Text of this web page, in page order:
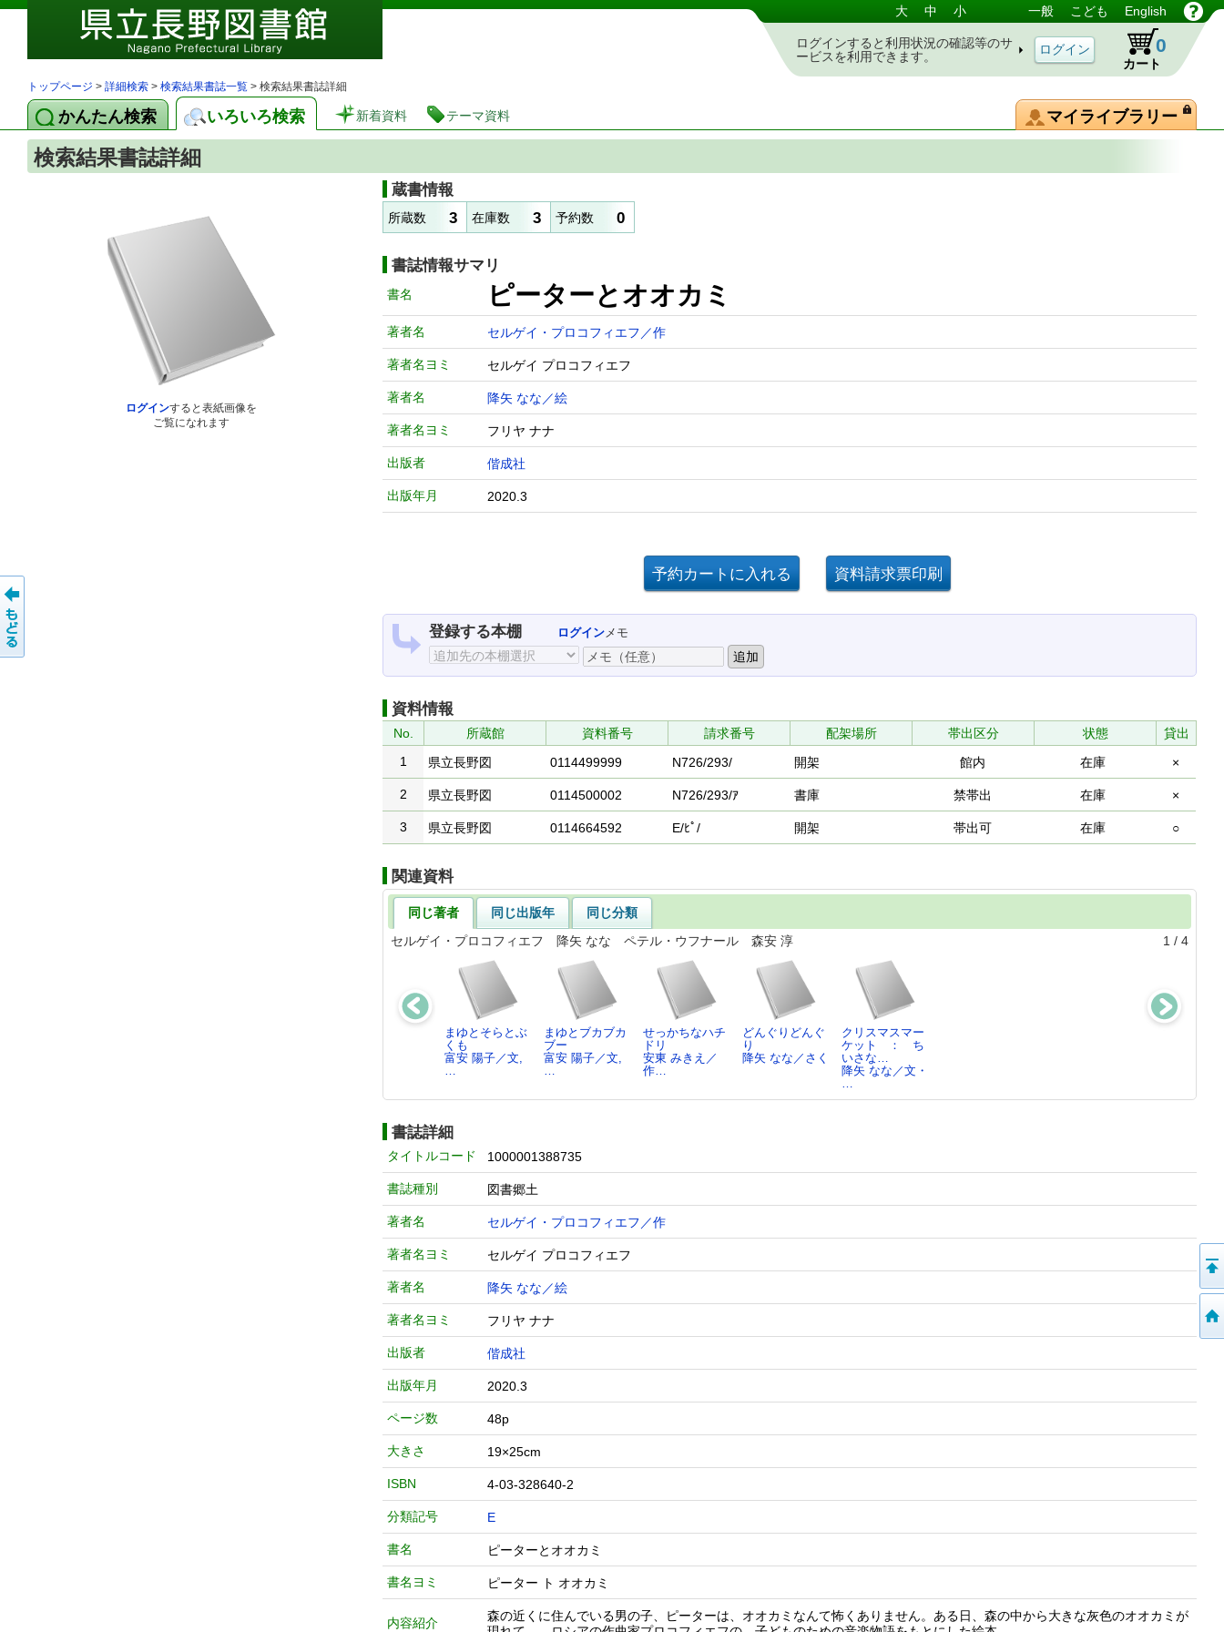
図書館 蔵書検索・予約システム 大 中 小 一般 こども English
ログインすると利用状況の確認等のサ
ービスを利用できます。
カート
0
トップページ > 詳細検索 > 検索結果書誌一覧 > 検索結果書誌詳細
かんたん検索 いろいろ検索 新着資料 テーマ資料 マイライブラリー
検索結果書誌詳細
ログインすると表紙画像を
ご覧になれます
蔵書情報
所蔵数 3 在庫数 3 予約数 0
書誌情報サマリ
書名 ピーターとオオカミ
著者名 セルゲイ・プロコフィエフ／作
著者名ヨミ セルゲイ プロコフィエフ
著者名 降矢 なな／絵
著者名ヨミ フリヤ ナナ
出版者 偕成社
出版年月 2020.3
登録する本棚 ログインメモ
資料情報
No. 所蔵館 資料番号 請求番号 配架場所 帯出区分 状態
貸出
1
県立長野図 0114499999 N726/293/ 開架 館内 在庫 ×
2 県立長野図 0114500002 N726/293/ｱ 書庫 禁帯出 在庫 ×
3 県立長野図 0114664592 E/ﾋﾟ/ 開架 帯出可 在庫 ○
関連資料
同じ著者 同じ出版年
同じ分類
セルゲイ・プロコフィエフ 降矢 なな ペテル・ウフナール 森安 淳
1 / 4
まゆとそらとぶ
くも
富安 陽子／文,
…
まゆとブカブカ
ブー
富安 陽子／文,
…
せっかちなハチ
ドリ
安東 みきえ／
作…
どんぐりどんぐ
り
降矢 なな／さく
クリスマスマー
ケット ： ち
いさな…
降矢 なな／文・
…
書誌詳細
タイトルコード 1000001388735
書誌種別 図書郷土
著者名 セルゲイ・プロコフィエフ／作
著者名ヨミ セルゲイ プロコフィエフ
著者名 降矢 なな／絵
著者名ヨミ フリヤ ナナ
出版者 偕成社
出版年月 2020.3
ページ数 48p
大きさ 19×25cm
ISBN 4-03-328640-2
分類記号 E
書名 ピーターとオオカミ
書名ヨミ ピーター ト オオカミ
内容紹介
森の近くに住んでいる男の子、ピーターは、オオカミなんて怖くありません。ある日、森の中から大きな灰色のオオカミが